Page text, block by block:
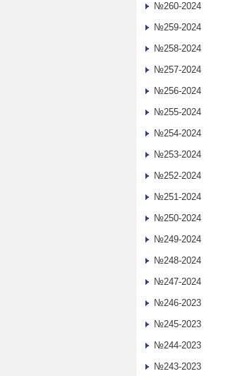
№260-2024
№259-2024
№258-2024
№257-2024
№256-2024
№255-2024
№254-2024
№253-2024
№252-2024
№251-2024
№250-2024
№249-2024
№248-2024
№247-2024
№246-2023
№245-2023
№244-2023
№243-2023